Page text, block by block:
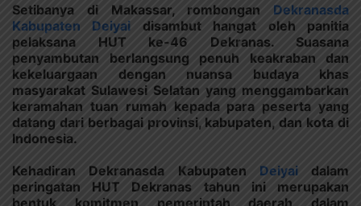
Setibanya di Makassar, rombongan Dekranasda
Kabupaten Deiyai disambut hangat oleh panitia
pelaksana HUT ke-46 Dekranas. Suasana
penyambutan berlangsung penuh keakraban dan
kekeluargaan dengan nuansa budaya khas
masyarakat Sulawesi Selatan yang menggambarkan
keramahan tuan rumah kepada para peserta yang
datang dari berbagai provinsi, kabupaten, dan kota di
Indonesia.
Kehadiran Dekranasda Kabupaten Deiyaidalam
peringatan HUT Dekranas tahun ini merupakan
bentuk komitmen pemerintah daerah dalam